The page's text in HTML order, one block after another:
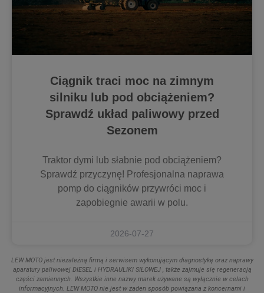
Ciągnik traci moc na zimnym
silniku lub pod obciążeniem?
Sprawdź układ paliwowy przed
Sezonem
Traktor dymi lub słabnie pod obciążeniem?
Sprawdź przyczynę! Profesjonalna naprawa
pomp do ciągników przywróci moc i
zapobiegnie awarii w polu.
2026-07-27
LEW MOTO jest niezależną firmą i serwisem wykonującym diagnostykę oraz naprawy
aparatury paliwowej DIESEL i HYDRAULIKI SIŁOWEJ , także zajmuje się regeneracją
części zamiennych. Wszystkie inne nazwy marek używane są wyłącznie w celach
informacyjnych. LEW MOTO nie jest w żaden sposób powiązana z koncernami i